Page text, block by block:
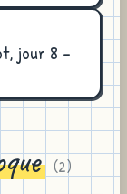
jour 8 -
(2)